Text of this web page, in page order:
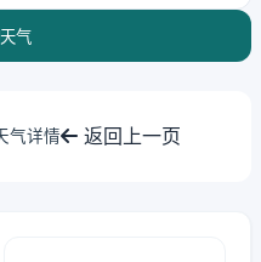
气
气详情 返回上一页